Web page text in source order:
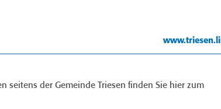
www.triesen.li
seitens der Gemeinde Triesen finden Sie hier zum